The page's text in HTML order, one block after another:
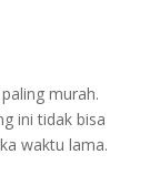
murah.
ini tidak bisa
waktu lama.